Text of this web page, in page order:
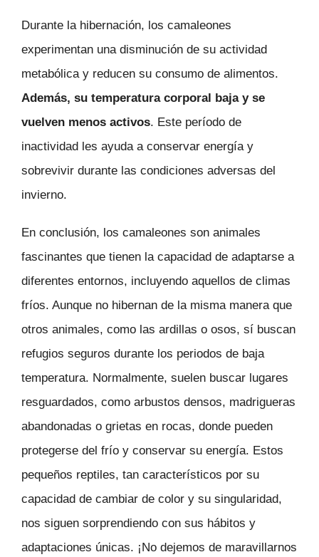
Durante la hibernación, los camaleones
experimentan una disminución de su actividad
metabólica y reducen su consumo de alimentos.
Además, su temperatura corporal baja y se
vuelven menos activos. Este período de
inactividad les ayuda a conservar energía y
sobrevivir durante las condiciones adversas del
invierno.
En conclusión, los camaleones son animales
fascinantes que tienen la capacidad de adaptarse a
diferentes entornos, incluyendo aquellos de climas
fríos. Aunque no hibernan de la misma manera que
otros animales, como las ardillas o osos, sí buscan
refugios seguros durante los periodos de baja
temperatura. Normalmente, suelen buscar lugares
resguardados, como arbustos densos, madrigueras
abandonadas o grietas en rocas, donde pueden
protegerse del frío y conservar su energía. Estos
pequeños reptiles, tan característicos por su
capacidad de cambiar de color y su singularidad,
nos siguen sorprendiendo con sus hábitos y
adaptaciones únicas. ¡No dejemos de maravillarnos